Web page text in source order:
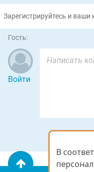
Зарегистрируйтесь и
Гость:
Войти
В
В